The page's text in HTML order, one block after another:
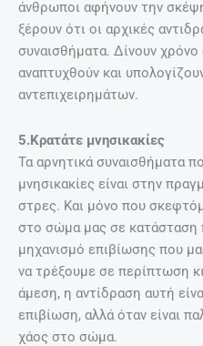
άνθρωποι αφήνουν την
ξέρουν ότι οι αρχικές
συναισθήματα. Δίνουν χρόνο
αναπτυχθούν και
αντεπιχειρημάτων.
5.Κρατάτε μνησικακίες
Τα αρνητικά συναισθήματα
μνησικακίες είναι στην
στρες. Και μόνο που
στο σώμα μας σε κατάσταση
μηχανισμό επιβίωσης που
να τρέξουμε σε περίπτωση
άμεση, η αντίδραση αυτή
επιβίωση, αλλά όταν είναι
χάος στο σώμα.